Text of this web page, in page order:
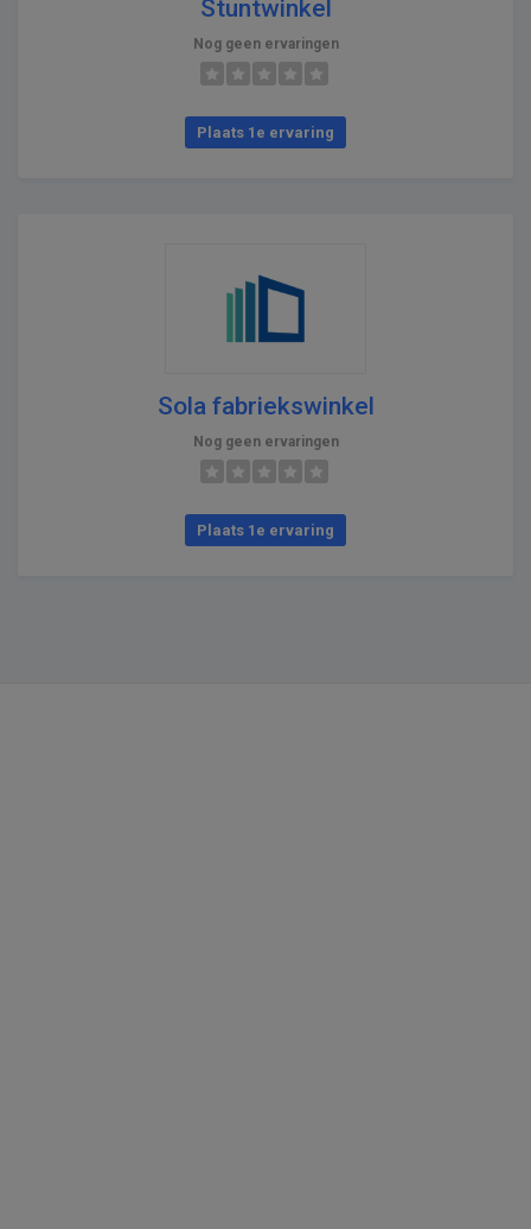
Stuntwinkel
Nog geen ervaringen
Plaats 1e ervaring
Sola fabriekswinkel
Nog geen ervaringen
Plaats 1e ervaring